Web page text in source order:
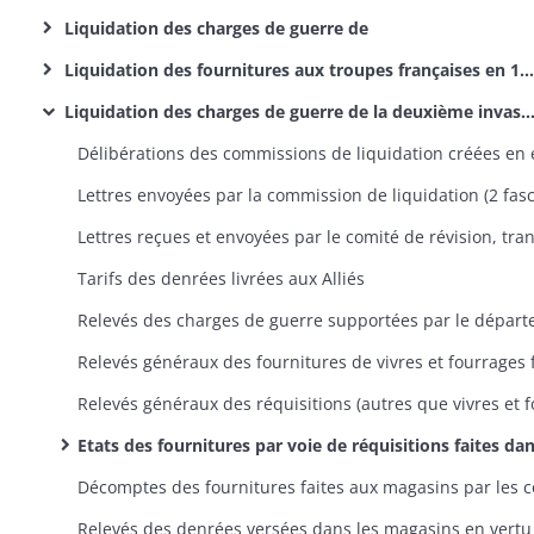
Liquidation des charges de guerre de
Liquidation des fournitures aux troupes françaises en 1815
Liquidation des charges de guerre de la deuxième invasion
Tarifs des denrées livrées aux Alliés
Etats des fournitures par voie de réquisitions faites dans les communes postérieurement au 26 juin 1815 (états par commune)